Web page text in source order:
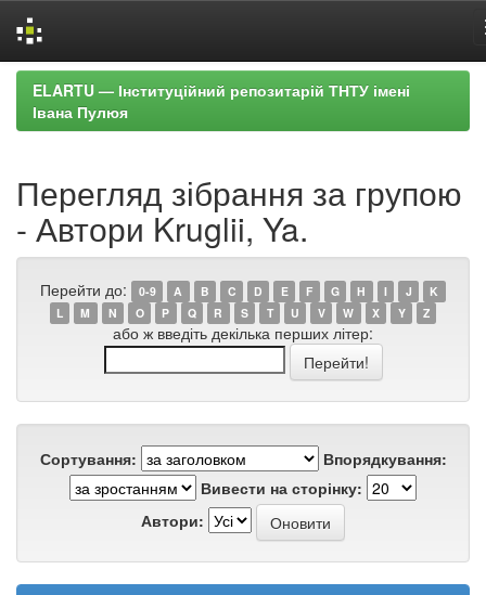
Skip
navigation
ELARTU — Інституційний репозитарій ТНТУ імені
Івана Пулюя
Перегляд зібрання за групою
- Автори Kruglii, Ya.
Перейти до: 0-9 A B C D E F G H I J
K
L
M N O P Q R S T U V W X Y Z
або ж введіть декілька перших літер:
Сортування:
Впорядкування:
Вивести на сторінку:
Автори: